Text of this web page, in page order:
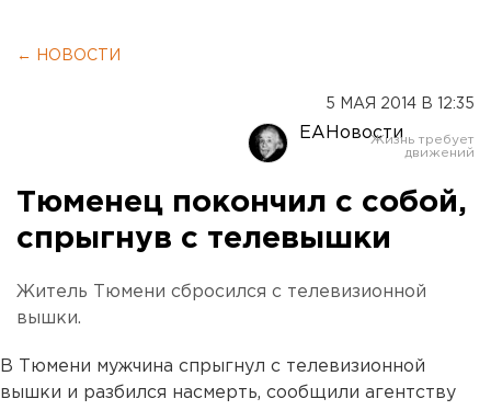
← НОВОСТИ
5 МАЯ 2014 В 12:35
ЕАНовости
Тюменец покончил с собой,
спрыгнув с телевышки
Житель Тюмени сбросился с телевизионной
вышки.
В Тюмени мужчина спрыгнул с телевизионной
вышки и разбился насмерть, сообщили агентству